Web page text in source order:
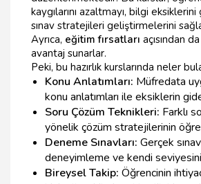
kaygılarını azaltmayı, bilgi
sınav stratejileri geliştirmelerini
Ayrıca, eğitim fırsatları açısından
avantaj sunarlar.
Peki, bu hazırlık kurslarında neler
Konu Anlatımları: Müfredata
konu anlatımları ile eksiklerin
Soru Çözüm Teknikleri: Farklı
yönelik çözüm stratejilerinin
Deneme Sınavları: Gerçek
deneyimleme ve kendi
Bireysel Takip: Öğrencinin